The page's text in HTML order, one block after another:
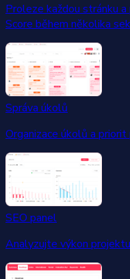
Proleze každou stránku
Score během několika
Správa úkolů
Organizace úkolů a
SEO panel
Analyzujte výkon